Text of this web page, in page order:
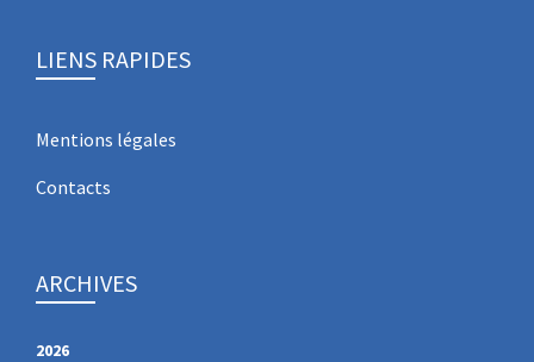
LIENS RAPIDES
Mentions légales
Contacts
ARCHIVES
2026